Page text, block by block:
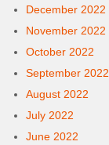
December 2022
November 2022
October 2022
September 2022
August 2022
July 2022
June 2022